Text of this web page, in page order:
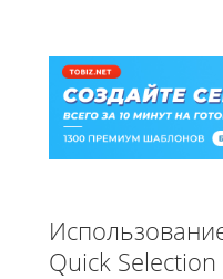
Quick Selection